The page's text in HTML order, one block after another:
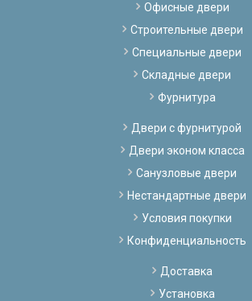
Офисные двери
Строительные двери
Специальные двери
Складные двери
Фурнитура
Двери с фурнитурой
Двери эконом класса
Санузловые двери
Нестандартные двери
Условия покупки
Конфиденциальность
Доставка
Установка